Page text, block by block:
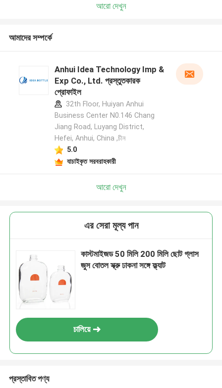
আরো দেখুন
আমাদের সম্পর্কে
Anhui Idea Technology Imp &
Exp Co., Ltd. প্রস্তুতকারক
প্রোফাইল
32th Floor, Huiyan Anhui
Business Center N0.146 Chang
Jiang Road, Luyang District,
Hefei, Anhui, China ,চীন
5.0
যাচাইকৃত সরবরাহকারী
আরো দেখুন
এর সেরা মূল্য পান
কাস্টমাইজড 50 মিলি 200 মিলি ছোট গ্লাস
জুস বোতল স্ক্রু ঢাকনা সঙ্গে ফ্ল্যাট
চালিয়ে
প্রস্তাবিত পণ্য